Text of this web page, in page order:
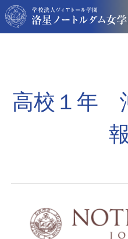
保護者の方へ
お問い合わせ
高校１年